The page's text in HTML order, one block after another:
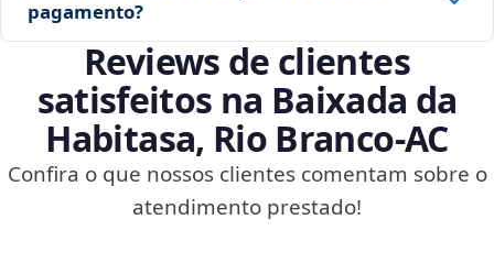
pagamento?
Reviews de clientes
satisfeitos na Baixada da
Habitasa, Rio Branco‑AC
Confira o que nossos clientes comentam sobre o
atendimento prestado!